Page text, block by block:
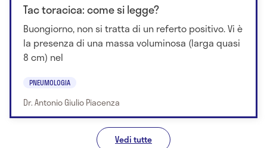
Tac toracica: come si legge?
Buongiorno, non si tratta di un referto positivo. Vi è
la presenza di una massa voluminosa (larga quasi
8 cm) nel
PNEUMOLOGIA
Dr. Antonio Giulio Piacenza
Vedi tutte